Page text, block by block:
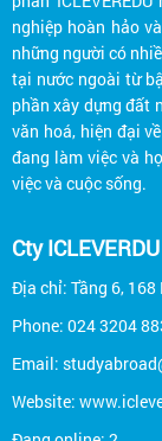
nghiệp hoàn hảo
những người có
tại nước ngoài từ
phần xây dựng đất
văn hoá, hiện đại
đang làm việc và
việc và cuộc sống.
Cty ICLEVERDU
Địa chỉ: Tầng 6, 168
Phone: 024 3204
Email:
Website: